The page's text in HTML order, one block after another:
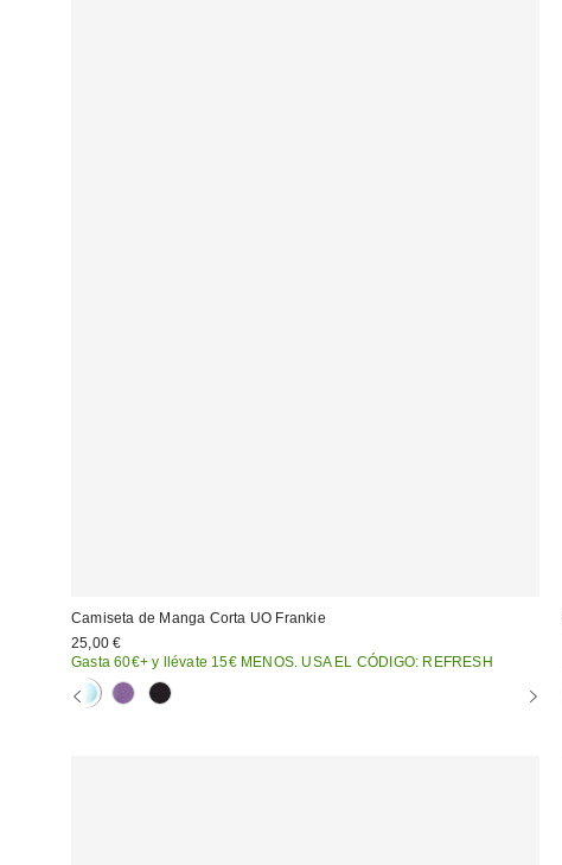
Camiseta de Manga Corta UO Frankie
25,00 €
Gasta 60€+ y llévate 15€ MENOS. USA EL CÓDIGO: REFRESH